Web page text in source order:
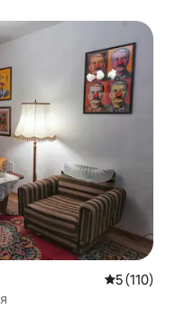
Средна
5 (110)